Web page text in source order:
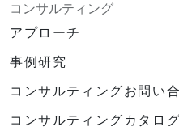
コンサルティング
アプローチ
事例研究
コンサルティングお問い
コンサルティングカタログ